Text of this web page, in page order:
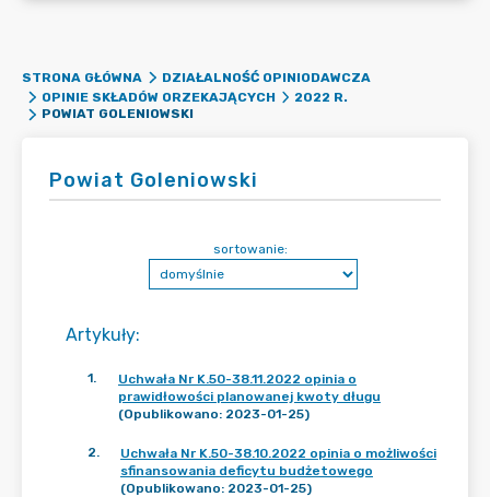
STRONA GŁÓWNA
DZIAŁALNOŚĆ OPINIODAWCZA
OPINIE SKŁADÓW ORZEKAJĄCYCH
2022 R.
POWIAT GOLENIOWSKI
Powiat Goleniowski
Artykuły:
sortowanie:
1.
Uchwała Nr K.50-38.11.2022 opinia o
prawidłowości planowanej kwoty długu
(Opublikowano: 2023-01-25)
2.
Uchwała Nr K.50-38.10.2022 opinia o możliwości
sfinansowania deficytu budżetowego
(Opublikowano: 2023-01-25)